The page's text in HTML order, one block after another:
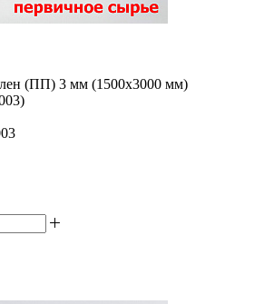
(ПП) 3 мм (1500х3000 мм)